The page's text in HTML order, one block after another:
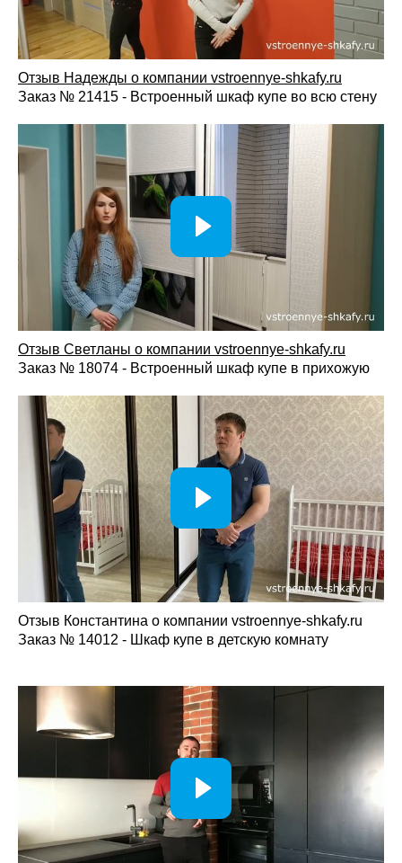
Отзыв Надежды о компании vstroennye-shkafy.ru
Заказ № 21415 - Встроенный шкаф купе во всю стену
Отзыв Светланы о компании vstroennye-shkafy.ru
Заказ № 18074 - Встроенный шкаф купе в прихожую
Отзыв Константина о компании vstroennye-shkafy.ru
Заказ № 14012 - Шкаф купе в детскую комнату